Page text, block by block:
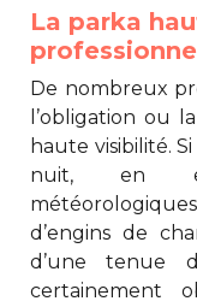
La parka
De nombreux
l’obligation ou
haute visibilité.
nuit, en
d’engins de
d’une tenue
certainement